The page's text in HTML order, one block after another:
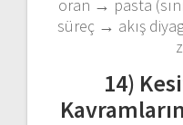
oran → pasta
süreç → akış
14)